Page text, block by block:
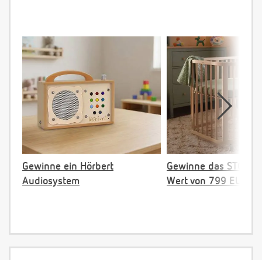
Gewinne ein Hörbert
Audiosystem
Gewinne das
Wert von 799 EUR